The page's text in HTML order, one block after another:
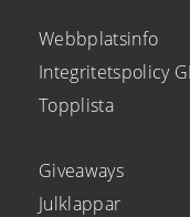
Webbplatsinfo
Integritetspolicy
Topplista
Giveaways
Julklappar